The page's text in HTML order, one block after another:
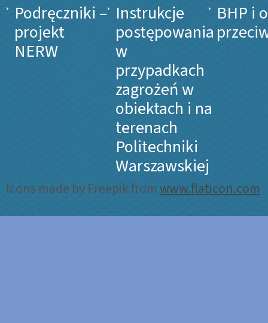
Podręczniki –
projekt
NERW
Instrukcje
postępowania
w
przypadkach
zagrożeń w
obiektach i na
terenach
Politechniki
Warszawskiej
BHP i
Icons made by Freepik fromwww.flaticon.com